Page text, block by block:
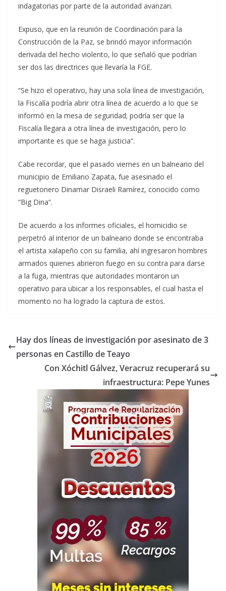
indagatorias por parte de la autoridad avanzan.
Expuso, que en la reunión de Coordinación para la
Construcción de la Paz, se brindó mayor información
derivada del hecho violento, lo que señaló que podrían
ser dos las directrices que llevaría la FGE.
“Se hizo el operativo, hay una sola línea de investigación,
la Fiscalía podría abrir otra línea de acuerdo a lo que se
informó en la mesa de seguridad; podría ser que la
Fiscalía llegara a otra línea de investigación, pero lo
importante es que se haga justicia”.
Cabe recordar, que el pasado viernes en un balneario del
municipio de Emiliano Zapata, fue asesinado el
reguetonero Dinamar Disraeli Ramírez, conocido como
“Big Dina”.
De acuerdo a los informes oficiales, el homicidio se
perpetró al interior de un balneario donde se encontraba
el artista xalapeño con su familia, ahí ingresaron hombres
armados quienes abrieron fuego en su contra para darse
a la fuga, mientras que autoridades montaron un
operativo para ubicar a los responsables, el cual hasta el
momento no ha logrado la captura de estos.
Hay dos líneas de investigación por asesinato de 3
personas en Castillo de Teayo
Con Xóchitl Gálvez, Veracruz recuperará su
infraestructura: Pepe Yunes